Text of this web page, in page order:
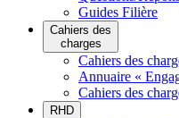
Guides Filière
Cahiers des
charges
Cahiers des
Annuaire «
Cahiers des
RHD